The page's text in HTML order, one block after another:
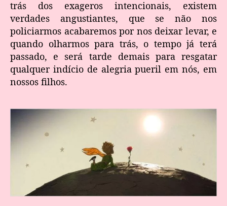
trás dos exageros intencionais, existem
verdades angustiantes, que se não nos
policiarmos acabaremos por nos deixar levar, e
quando olharmos para trás, o tempo já terá
passado, e será tarde demais para resgatar
qualquer indício de alegria pueril em nós, em
nossos filhos.